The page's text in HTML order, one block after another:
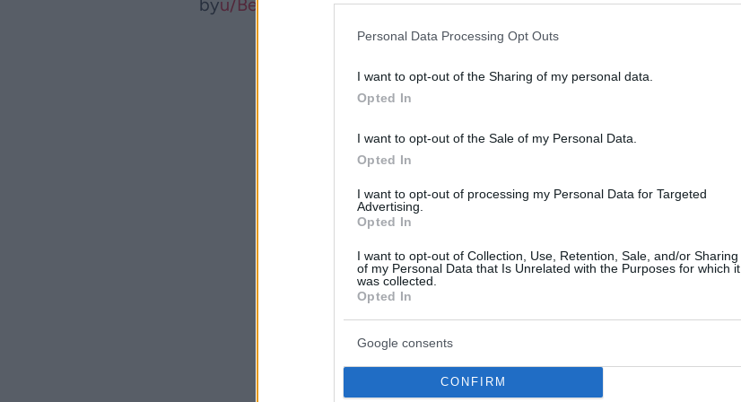
Personal Data Processing Opt Outs
I want to opt-out of the Sharing of my personal data.
Opted In
I want to opt-out of the Sale of my Personal Data.
Opted In
I want to opt-out of processing my Personal Data for Targeted
Advertising.
Opted In
I want to opt-out of Collection, Use, Retention, Sale, and/or Sharing
of my Personal Data that Is Unrelated with the Purposes for which it
was collected.
Opted In
Google consents
CONFIRM
byu/BestRelationship1610intalk_hunfluencers